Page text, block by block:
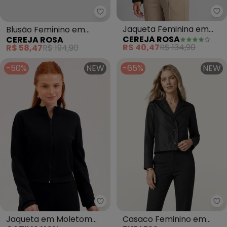
Cereja Rosa - Blusão
Blusão Feminino em
Moletom Estampa Mãe e
Filha (Preto)
CEREJA ROSA
R$ 58,47R$ 194,90
Jaqueta Feminina em
Pelo Teddy (Preto)
CEREJA ROSA
R$ 40,47R$ 134,90
-50%
NEW
Cativa You - Jaqueta em
Jaqueta em Moletom
-65% NEW
Casaco Feminino em